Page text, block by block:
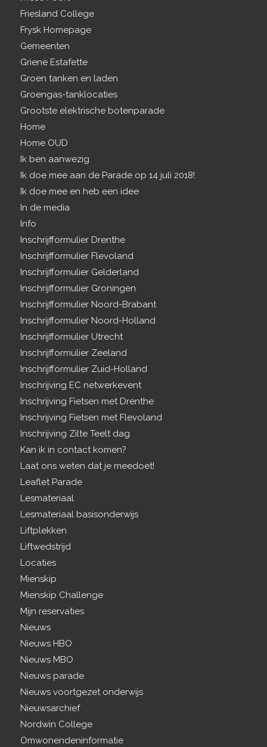
Friesland College
Frysk Homepage
Gemeenten
Griene Estafette
Groen tanken en laden
Groengas-tanklocaties
Grootste elektrische botenparade
Home
Home OUD
Ik ben aanwezig
Ik doe mee aan de Parade op 14 juli 2018!
Ik doe mee en heb een idee
In de media
Info
Inschrijfformulier Drenthe
Inschrijfformulier Flevoland
Inschrijfformulier Gelderland
Inschrijfformulier Groningen
Inschrijfformulier Noord-Brabant
Inschrijfformulier Noord-Holland
Inschrijfformulier Utrecht
Inschrijfformulier Zeeland
Inschrijfformulier Zuid-Holland
Inschrijving EC netwerkevent
Inschrijving Fietsen met Drenthe
Inschrijving Fietsen met Flevoland
Inschrijving Zilte Teelt dag
Kan ik in contact komen?
Laat ons weten dat je meedoet!
Leaflet Parade
Lesmateriaal
Lesmateriaal basisonderwijs
Liftplekken
Liftwedstrijd
Locaties
Mienskip
Mienskip Challenge
Mijn reservaties
Nieuws
Nieuws HBO
Nieuws MBO
Nieuws parade
Nieuws voortgezet onderwijs
Nieuwsarchief
Nordwin College
Omwonendeninformatie